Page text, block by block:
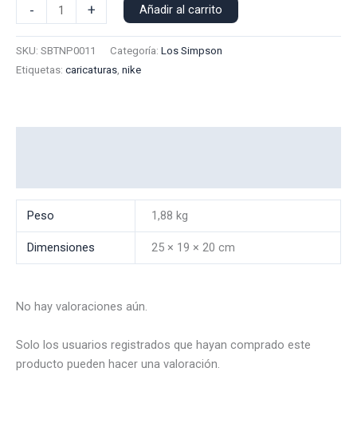
-
Polo
+ Añadir al carrito
SKU: SBTNP0011 Categoría: Los Simpson
Etiquetas: caricaturas, nike
Peso 1,88 kg
Dimensiones 25 × 19 × 20 cm
No hay valoraciones aún.
Solo los usuarios registrados que hayan comprado este
producto pueden hacer una valoración.